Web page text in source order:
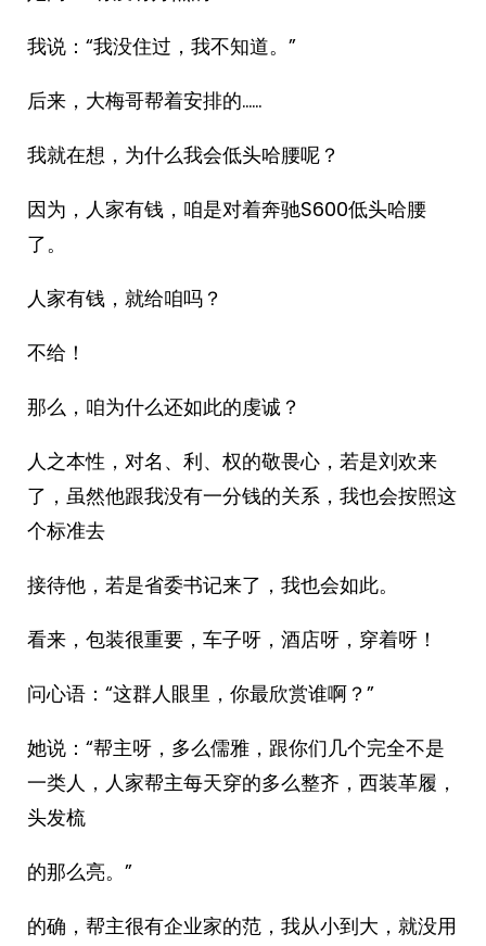
我说：“我没住过，我不知道。”
后来，大梅哥帮着安排的……
我就在想，为什么我会低头哈腰呢？
因为，人家有钱，咱是对着奔驰S600低头哈腰
了。
人家有钱，就给咱吗？
不给！
那么，咱为什么还如此的虔诚？
人之本性，对名、利、权的敬畏心，若是刘欢来
了，虽然他跟我没有一分钱的关系，我也会按照这
个标准去
接待他，若是省委书记来了，我也会如此。
看来，包装很重要，车子呀，酒店呀，穿着呀！
问心语：“这群人眼里，你最欣赏谁啊？”
她说：“帮主呀，多么儒雅，跟你们几个完全不是
一类人，人家帮主每天穿的多么整齐，西装革履，
头发梳
的那么亮。”
的确，帮主很有企业家的范，我从小到大，就没用